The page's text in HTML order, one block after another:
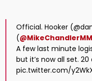
Official. Hooker
(
A few last minute
but it’s now all set.
pic.twitter.com/